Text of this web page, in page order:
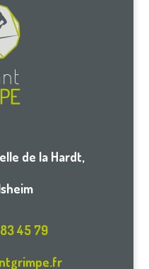
de la Hardt,
45 79